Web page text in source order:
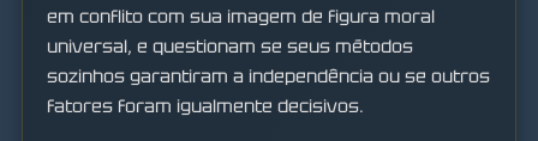
em conflito com sua imagem de figura moral
universal, e questionam se seus métodos
sozinhos garantiram a independência ou se outros
fatores foram igualmente decisivos.